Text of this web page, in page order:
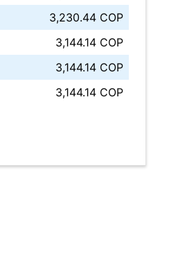
3,230.44 COP
3,144.14 COP
3,144.14 COP
3,144.14 COP